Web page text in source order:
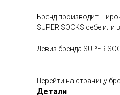
Бренд производит
SUPER SOCKS себе
Девиз бренда SUPER
Перейти на страницу
Детали